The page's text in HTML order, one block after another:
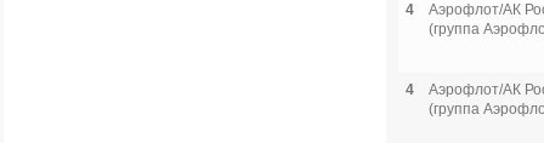
4
Аэрофлот/АК
(группа
4
Аэрофлот/АК
(группа